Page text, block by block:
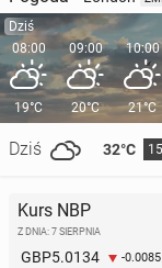
Dziś
08:00
19°C
Dziś 32°C
09:00
20°C
10:00
21°C
Kurs NBP
Z DNIA: 7 SIERPNIA
GBP5.0134 -0.0085